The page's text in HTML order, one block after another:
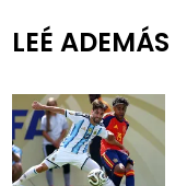
LEÉ ADEMÁS